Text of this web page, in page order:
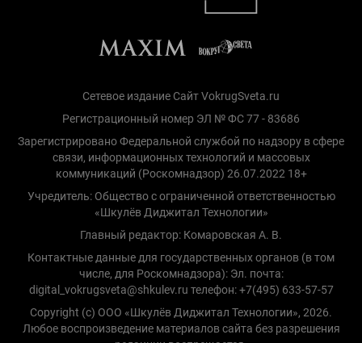
Сетевое издание Сайт VokrugSveta.ru
Регистрационный номер ЭЛ № ФС 77 - 83686
Зарегистрировано Федеральной службой по надзору в сфере
связи, информационных технологий и массовых
коммуникаций (Роскомнадзор) 26.07.2022 18+
Учредитель: Общество с ограниченной ответственностью
«Шкулёв Диджитал Технологии»
Главный редактор: Комаровская А. В.
Контактные данные для государственных органов (в том
числе, для Роскомнадзора): Эл. почта:
digital_vokrugsveta@shkulev.ru телефон: +7(495) 633-57-57
Copyright (с) ООО «Шкулёв Диджитал Технологии», 2026.
Любое воспроизведение материалов сайта без разрешения